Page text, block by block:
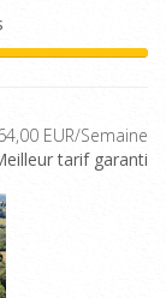
EUR/Semaine
tarif garanti